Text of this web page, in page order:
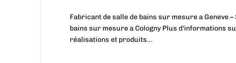
Fabricant de salle de bains sur mesure a Geneve
bains sur mesure a Cologny Plus d'informations
réalisations et produits...